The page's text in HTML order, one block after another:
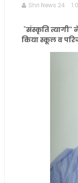
Shri News 24
"संस्कृति त्यागी"
किया स्कूल व